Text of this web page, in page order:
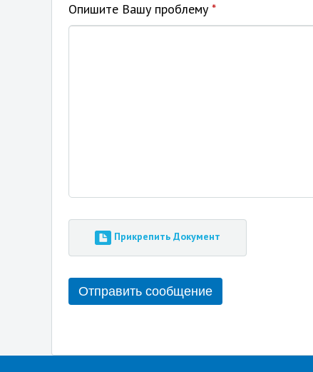
Опишите Вашу проблему *
Прикрепить Документ